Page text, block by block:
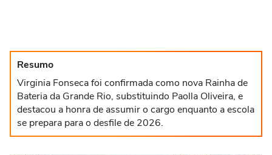
Resumo
Virginia Fonseca foi confirmada como nova Rainha de
Bateria da Grande Rio, substituindo Paolla Oliveira, e
destacou a honra de assumir o cargo enquanto a escola
se prepara para o desfile de 2026.